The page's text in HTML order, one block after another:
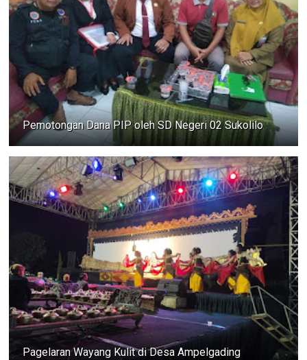
Pemotongan Dana PIP oleh SD Negeri 02 Sukolilo
Pagelaran Wayang Kulit di Desa Ampelgading